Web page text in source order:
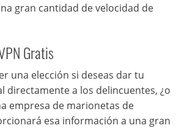
gran cantidad de velocidad de
Gratis
una elección si deseas dar tu
directamente a los delincuentes, ¿o
empresa de marionetas de
esa información a una gran